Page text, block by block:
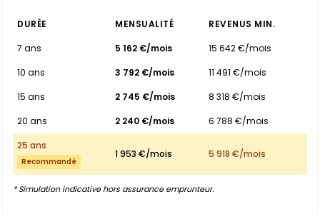
DURÉE MENSUALITÉ
REVENUS MIN.
7 ans
5 162 €/mois
15 642 €/mois
10 ans
3 792 €/mois
11 491 €/mois
15 ans
2 745 €/mois
8 318 €/mois
20 ans
2 240 €/mois
6 788 €/mois
25 ans
Recommandé
1 953 €/mois 5 918 €/mois
* Simulation indicative hors assurance emprunteur.